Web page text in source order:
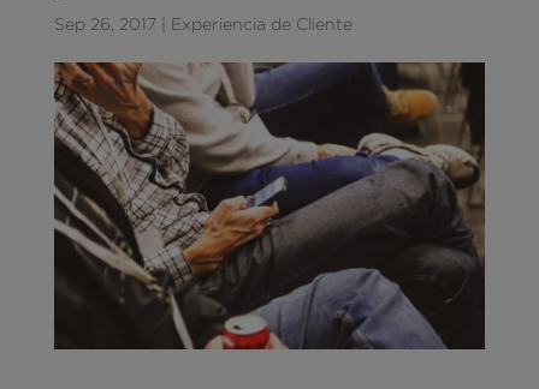
Sep 26, 2017| Experiencia de Cliente